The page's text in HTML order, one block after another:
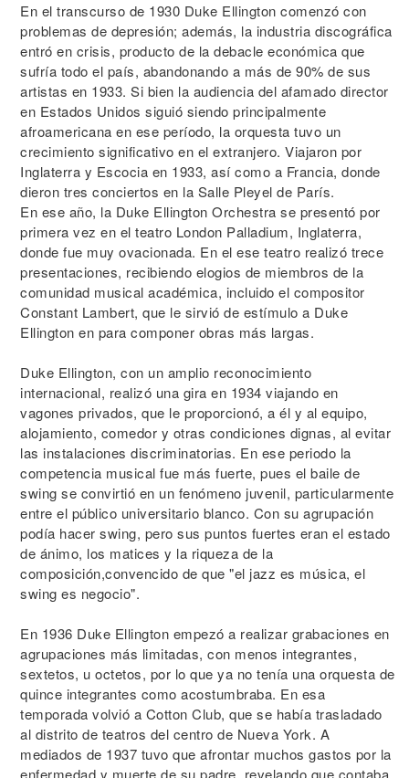
En el transcurso de 1930 Duke Ellington comenzó con
problemas de depresión; además, la industria discográfica
entró en crisis, producto de la debacle económica que
sufría todo el país, abandonando a más de 90% de sus
artistas en 1933. Si bien la audiencia del afamado director
en Estados Unidos siguió siendo principalmente
afroamericana en ese período, la orquesta tuvo un
crecimiento significativo en el extranjero. Viajaron por
Inglaterra y Escocia en 1933, así como a Francia, donde
dieron tres conciertos en la Salle Pleyel de París.
En ese año, la Duke Ellington Orchestra se presentó por
primera vez en el teatro London Palladium, Inglaterra,
donde fue muy ovacionada. En el ese teatro realizó trece
presentaciones, recibiendo elogios de miembros de la
comunidad musical académica, incluido el compositor
Constant Lambert, que le sirvió de estímulo a Duke
Ellington en para componer obras más largas.
Duke Ellington, con un amplio reconocimiento
internacional, realizó una gira en 1934 viajando en
vagones privados, que le proporcionó, a él y al equipo,
alojamiento, comedor y otras condiciones dignas, al evitar
las instalaciones discriminatorias. En ese periodo la
competencia musical fue más fuerte, pues el baile de
swing se convirtió en un fenómeno juvenil, particularmente
entre el público universitario blanco. Con su agrupación
podía hacer swing, pero sus puntos fuertes eran el estado
de ánimo, los matices y la riqueza de la
composición,convencido de que "el jazz es música, el
swing es negocio".
En 1936 Duke Ellington empezó a realizar grabaciones en
agrupaciones más limitadas, con menos integrantes,
sextetos, u octetos, por lo que ya no tenía una orquesta de
quince integrantes como acostumbraba. En esa
temporada volvió a Cotton Club, que se había trasladado
al distrito de teatros del centro de Nueva York. A
mediados de 1937 tuvo que afrontar muchos gastos por la
enfermedad y muerte de su padre, revelando que contaba